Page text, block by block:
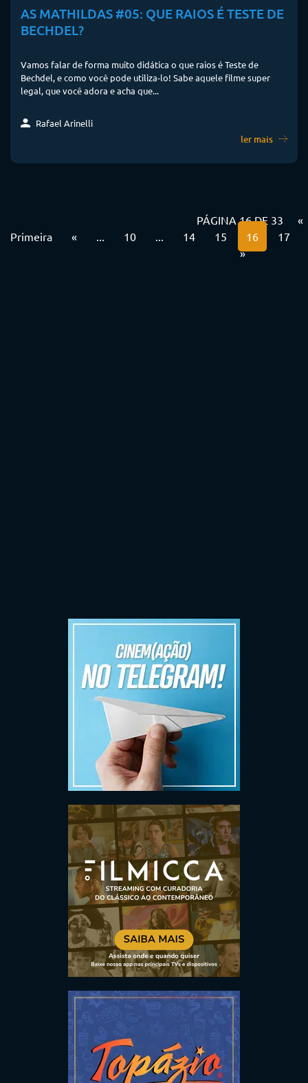
AS MATHILDAS #05: QUE RAIOS É TESTE DE
BECHDEL?
Vamos falar de forma muito didática o que raios é Teste de
Bechdel, e como você pode utiliza-lo! Sabe aquele filme super
legal, que você adora e acha que...
Rafael Arinelli
ler mais
PÁGINA 16 DE 33
«
Primeira
« 10 14 15 16
17
»